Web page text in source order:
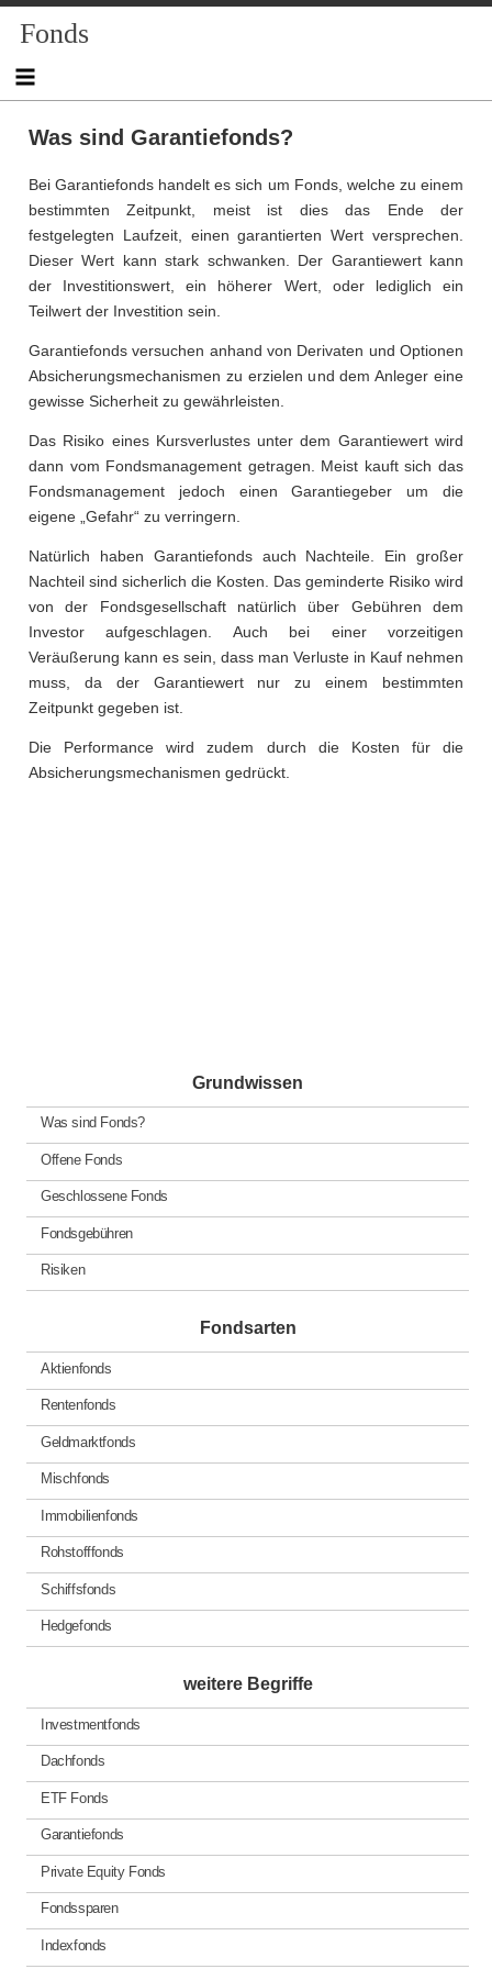
Fonds
Was sind Garantiefonds?
Bei Garantiefonds handelt es sich um Fonds, welche zu einem
bestimmten Zeitpunkt, meist ist dies das Ende der
festgelegten Laufzeit, einen garantierten Wert versprechen.
Dieser Wert kann stark schwanken. Der Garantiewert kann
der Investitionswert, ein höherer Wert, oder lediglich ein
Teilwert der Investition sein.
Garantiefonds versuchen anhand von Derivaten und Optionen
Absicherungsmechanismen zu erzielen und dem Anleger eine
gewisse Sicherheit zu gewährleisten.
Das Risiko eines Kursverlustes unter dem Garantiewert wird
dann vom Fondsmanagement getragen. Meist kauft sich das
Fondsmanagement jedoch einen Garantiegeber um die
eigene „Gefahr“ zu verringern.
Natürlich haben Garantiefonds auch Nachteile. Ein großer
Nachteil sind sicherlich die Kosten. Das geminderte Risiko wird
von der Fondsgesellschaft natürlich über Gebühren dem
Investor aufgeschlagen. Auch bei einer vorzeitigen
Veräußerung kann es sein, dass man Verluste in Kauf nehmen
muss, da der Garantiewert nur zu einem bestimmten
Zeitpunkt gegeben ist.
Die Performance wird zudem durch die Kosten für die
Absicherungsmechanismen gedrückt.
Grundwissen
Was sind Fonds?
Offene Fonds
Geschlossene Fonds
Fondsgebühren
Risiken
Fondsarten
Aktienfonds
Rentenfonds
Geldmarktfonds
Mischfonds
Immobilienfonds
Rohstofffonds
Schiffsfonds
Hedgefonds
weitere Begriffe
Investmentfonds
Dachfonds
ETF Fonds
Garantiefonds
Private Equity Fonds
Fondssparen
Indexfonds